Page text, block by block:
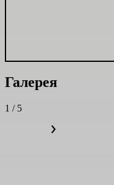
Галерея
1 / 5